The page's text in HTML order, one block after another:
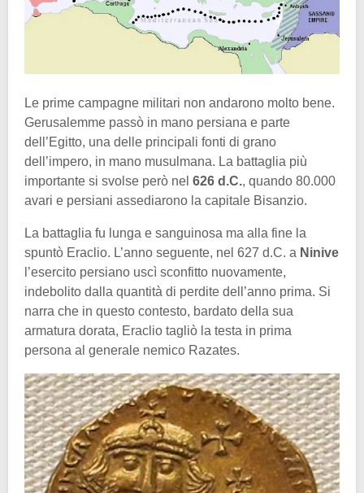
Le prime campagne militari non andarono molto bene.
Gerusalemme passò in mano persiana e parte
dell’Egitto, una delle principali fonti di grano
dell’impero, in mano musulmana. La battaglia più
importante si svolse però nel 626 d.C., quando 80.000
avari e persiani assediarono la capitale Bisanzio.
La battaglia fu lunga e sanguinosa ma alla fine la
spuntò Eraclio. L’anno seguente, nel 627 d.C. a Ninive
l’esercito persiano uscì sconfitto nuovamente,
indebolito dalla quantità di perdite dell’anno prima. Si
narra che in questo contesto, bardato della sua
armatura dorata, Eraclio tagliò la testa in prima
persona al generale nemico Razates.